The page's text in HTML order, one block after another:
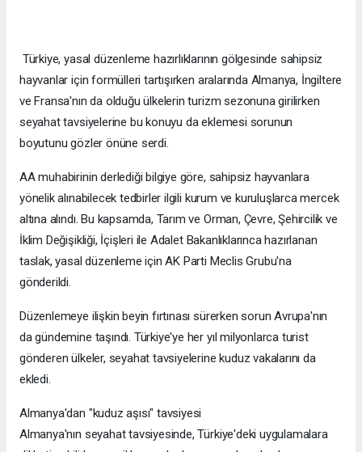
Türkiye, yasal düzenleme hazırlıklarının gölgesinde sahipsiz
hayvanlar için formülleri tartışırken aralarında Almanya, İngiltere
ve Fransa'nın da olduğu ülkelerin turizm sezonuna girilirken
seyahat tavsiyelerine bu konuyu da eklemesi sorunun
boyutunu gözler önüne serdi.
AA muhabirinin derlediği bilgiye göre, sahipsiz hayvanlara
yönelik alınabilecek tedbirler ilgili kurum ve kuruluşlarca mercek
altına alındı. Bu kapsamda, Tarım ve Orman, Çevre, Şehircilik ve
İklim Değişikliği, İçişleri ile Adalet Bakanlıklarınca hazırlanan
taslak, yasal düzenleme için AK Parti Meclis Grubu'na
gönderildi.
Düzenlemeye ilişkin beyin fırtınası sürerken sorun Avrupa'nın
da gündemine taşındı. Türkiye'ye her yıl milyonlarca turist
gönderen ülkeler, seyahat tavsiyelerine kuduz vakalarını da
ekledi.
Almanya'dan "kuduz aşısı" tavsiyesi
Almanya'nın seyahat tavsiyesinde, Türkiye'deki uygulamalara